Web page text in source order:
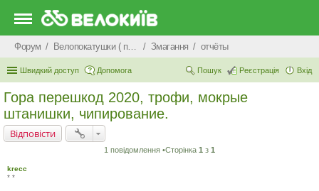
Форум Велопокатушки ( покатеньки), велопоходи, туризм. Змагання отчёты
Швидкий доступ Допомога Вхід
Реєстрація
Пошук
Гора перешкод 2020, трофи, мокрые
штанишки, чипирование.
Відповісти
1 повідомлення •Сторінка 1 з 1
krecc
* *